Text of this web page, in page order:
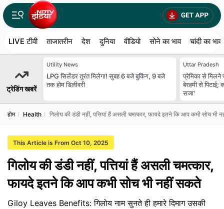
LIVE टीवी ताजातरीन देश दुनिया वीडियो सोने का भाव चांदी का भाव
ट्रेडिंग खबरें
Utility News
LPG सिलेंडर तुरंत मिलेगा! सुबह 6 बजे बुकिंग, 9 बजे
तक होम डिलीवरी
Uttar Pradesh
प्रेमिका से मिलने
बेरहमी से पिटाई;
सजा'
होम Health गिलोय की डंडी नहीं, पत्तियां हैं असली चमत्कार, फायदे इतने कि आप कभी सोच भी
This Article is From Oct 10, 2025
गिलोय की डंडी नहीं, पत्तियां हैं असली चमत्कार,
फायदे इतने कि आप कभी सोच भी नहीं सकते
Giloy Leaves Benefits: गिलोय नाम सुनते ही हमारे दिमाग उसकी